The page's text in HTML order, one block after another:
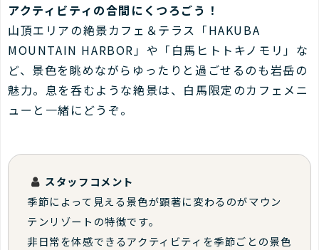
アクティビティの合間にくつろごう！
山頂エリアの絶景カフェ＆テラス「HAKUBA
MOUNTAIN HARBOR」や「白馬ヒトトキノモリ」な
ど、景色を眺めながらゆったりと過ごせるのも岩岳の
魅力。息を呑むような絶景は、白馬限定のカフェメニ
ューと一緒にどうぞ。
スタッフコメント
季節によって見える景色が顕著に変わるのがマウン
テンリゾートの特徴です。
非日常を体感できるアクティビティを季節ごとの景色